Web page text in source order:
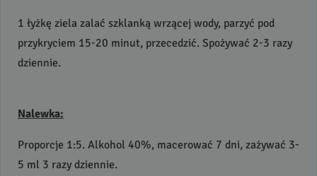
1 łyżkę ziela zalać szklanką wrzącej wody, parzyć pod
przykryciem 15-20 minut, przecedzić. Spożywać 2-3 razy
dziennie.
Nalewka:
Proporcje 1:5. Alkohol 40%, macerować 7 dni, zażywać 3-
5 ml 3 razy dziennie.